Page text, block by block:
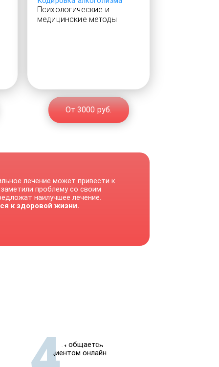
Психологические и
медицинские методы
От 3000 руб.
лечение может привести к
проблему со своим
наилучшее лечение.
к здоровой жизни.